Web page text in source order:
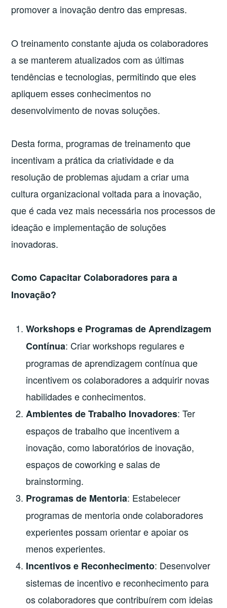
promover a inovação dentro das empresas.
O treinamento constante ajuda os colaboradores
a se manterem atualizados com as últimas
tendências e tecnologias, permitindo que eles
apliquem esses conhecimentos no
desenvolvimento de novas soluções.
Desta forma, programas de treinamento que
incentivam a prática da criatividade e da
resolução de problemas ajudam a criar uma
cultura organizacional voltada para a inovação,
que é cada vez mais necessária nos processos de
ideação e implementação de soluções
inovadoras.
Como Capacitar Colaboradores para a
Inovação?
Workshops e Programas de Aprendizagem
Contínua: Criar workshops regulares e
programas de aprendizagem contínua que
incentivem os colaboradores a adquirir novas
habilidades e conhecimentos.
Ambientes de Trabalho Inovadores: Ter
espaços de trabalho que incentivem a
inovação, como laboratórios de inovação,
espaços de coworking e salas de
brainstorming.
Programas de Mentoria: Estabelecer
programas de mentoria onde colaboradores
experientes possam orientar e apoiar os
menos experientes.
Incentivos e Reconhecimento: Desenvolver
sistemas de incentivo e reconhecimento para
os colaboradores que contribuírem com ideias